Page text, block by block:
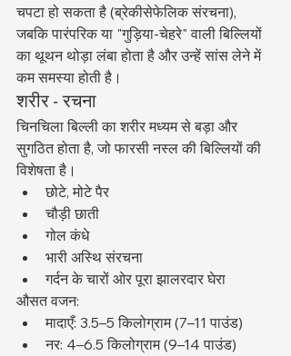
चपटा हो सकता है (ब्रेकीसेफेलिक संरचना),
जबकि पारंपरिक या "गुड़िया-चेहरे" वाली बिल्लियों
का थूथन थोड़ा लंबा होता है और उन्हें सांस लेने में
कम समस्या होती है।
शरीर - रचना
चिनचिला बिल्ली का शरीर मध्यम से बड़ा और
सुगठित होता है, जो फारसी नस्ल की बिल्लियों की
विशेषता है।
छोटे, मोटे पैर
चौड़ी छाती
गोल कंधे
भारी अस्थि संरचना
गर्दन के चारों ओर पूरा झालरदार घेरा
औसत वजन:
मादाएँ: 3.5–5 किलोग्राम (7–11 पाउंड)
नर: 4–6.5 किलोग्राम (9–14 पाउंड)